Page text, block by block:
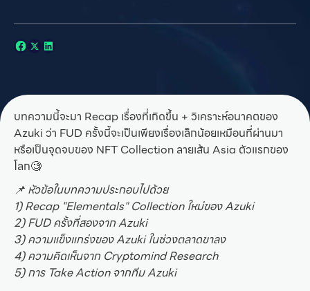
บทความนี้จะมา Recap เรื่องที่เกิดขึ้น + วิเคราะห์อนาคตของ
Azuki ว่า FUD ครั้งนี้จะเป็นเพียงเรื่องเล็กน้อยเหมือนที่ผ่านมา
หรือเป็นจุดจบของ NFT Collection ลายเส้น Asia ตัวแรกของ
โลก🧐
📌 หัวข้อในบทความประกอบไปด้วย
1) Recap "Elementals" Collection ใหม่ของ Azuki
2) FUD ครั้งที่สองจาก Azuki
3) ความแข็งแกร่งของ Azuki ในช่วงตลาดขาลง
4) ความคิดเห็นจาก Cryptomind Research
5) การ Take Action จากทีม Azuki